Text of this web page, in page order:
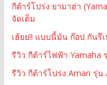
กีต้าร์โปร่ง ยามาฮ่า
จัดเต็ม
เฮ้ยย!! แบบนี้มัน ก๊อป กันรึเ
รีวิว กีต้าร์ไฟฟ้า Yamaha
รีวิว กีต้าร์โปร่ง Amari รุ่น